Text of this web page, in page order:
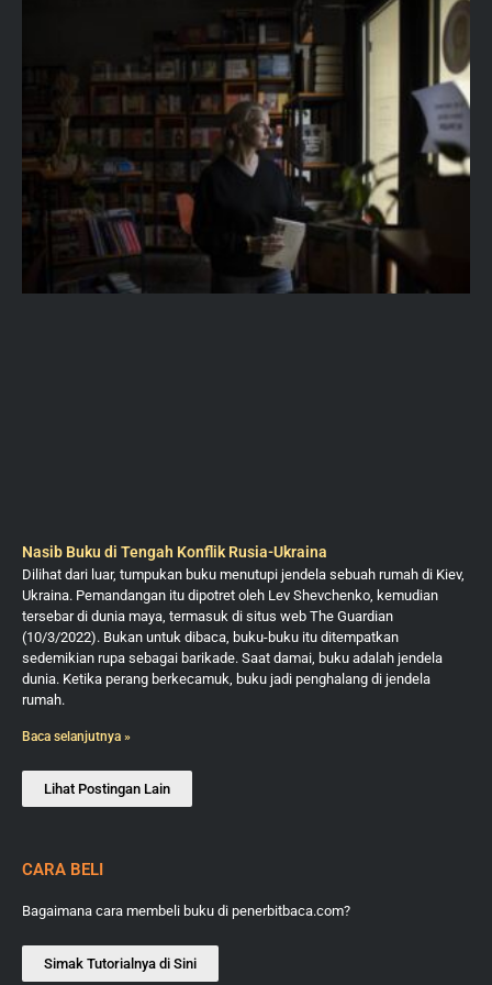
Nasib Buku di Tengah Konflik Rusia-Ukraina
Dilihat dari luar, tumpukan buku menutupi jendela sebuah rumah di Kiev,
Ukraina. Pemandangan itu dipotret oleh Lev Shevchenko, kemudian
tersebar di dunia maya, termasuk di situs web The Guardian
(10/3/2022). Bukan untuk dibaca, buku-buku itu ditempatkan
sedemikian rupa sebagai barikade. Saat damai, buku adalah jendela
dunia. Ketika perang berkecamuk, buku jadi penghalang di jendela
rumah.
Baca selanjutnya »
Lihat Postingan Lain
CARA BELI
Bagaimana cara membeli buku di penerbitbaca.com?
Simak Tutorialnya di Sini